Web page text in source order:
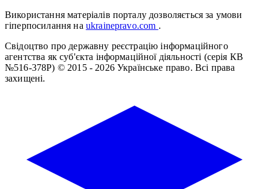
Використання матеріалів порталу дозволяється за умови
гіперпосилання на ukrainepravo.com .
Свідоцтво про державну реєстрацію інформаційного
агентства як суб'єкта інформаційної діяльності (серія КВ
№516-378Р) © 2015 - 2026 Українське право. Всі права
захищені.